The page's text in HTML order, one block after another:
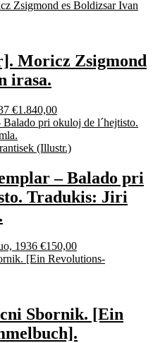
Moricz Zsigmond
irasa.
€1.840,00
(Illustr.)
– Balado pri
Tradukis: Jiri
1936 €150,00
Sbornik. [Ein